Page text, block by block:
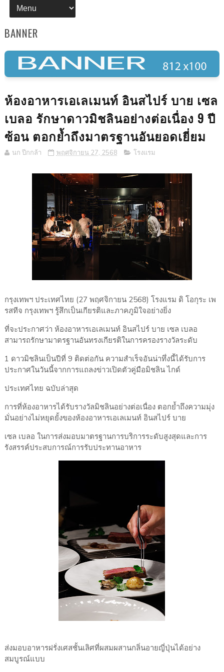
BANNER
ห้องอาหารเอเลเมนท์ อินสไปร์ บาย เซล
เบลอ รักษาดาวมิชลินอย่างต่อเนื่อง 9 ปี
ซ้อน ตอกย้ำถึงมาตรฐานอันยอดเยี่ยม
นก ปีกกล้า พฤศจิกายน 27, 2568 โรงแรม
กรุงเทพฯ ประเทศไทย (27 พฤศจิกายน 2568) โรงแรม ดิ โอกุระ เพ
รสทีจ กรุงเทพฯ รู้สึกเป็นเกียรติและภาคภูมิใจอย่างยิ่ง
ที่จะประกาศว่า ห้องอาหารเอเลเมนท์ อินสไปร์ บาย เซล เบลอ
สามารถรักษามาตรฐานอันทรงเกียรติในการครองรางวัลระดับ
1 ดาวมิชลินเป็นปีที่ 9 ติดต่อกัน ความสำเร็จอันน่าทึ่งนี้ได้รับการ
ประกาศในวันนี้จากการแถลงข่าวเปิดตัวคู่มือมิชลิน ไกด์
ประเทศไทย ฉบับล่าสุด
การที่ห้องอาหารได้รับรางวัลมิชลินอย่างต่อเนื่อง ตอกย้ำถึงความมุ่ง
มั่นอย่างไม่หยุดยั้งของห้องอาหารเอเลเมนท์ อินสไปร์ บาย
เซล เบลอ ในการส่งมอบมาตรฐานการบริการระดับสูงสุดและการ
รังสรรค์ประสบการณ์การรับประทานอาหาร
ส่งมอบอาหารฝรั่งเศสชั้นเลิศที่ผสมผสานกลิ่นอายญี่ปุ่นได้อย่าง
สมบูรณ์แบบ